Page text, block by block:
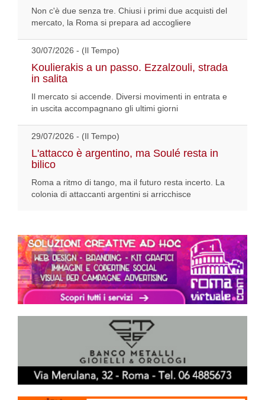
Non c'è due senza tre. Chiusi i primi due acquisti del
mercato, la Roma si prepara ad accogliere
30/07/2026 - (Il Tempo)
Koulierakis a un passo. Ezzalzouli, strada
in salita
Il mercato si accende. Diversi movimenti in entrata e
in uscita accompagnano gli ultimi giorni
29/07/2026 - (Il Tempo)
L'attacco è argentino, ma Soulé resta in
bilico
Roma a ritmo di tango, ma il futuro resta incerto. La
colonia di attaccanti argentini si arricchisce